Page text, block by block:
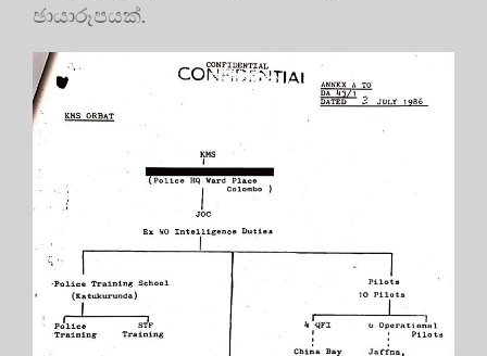
ඡායාරූපයක්.